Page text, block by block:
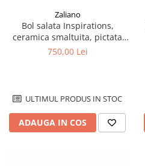
Zaliano
Bol salata Inspirations,
ceramica smaltuita, pictata
manual, 34,5 cm, volum 2,0 L
750,00 Lei
ULTIMUL PRODUS IN STOC
ADAUGA IN COS